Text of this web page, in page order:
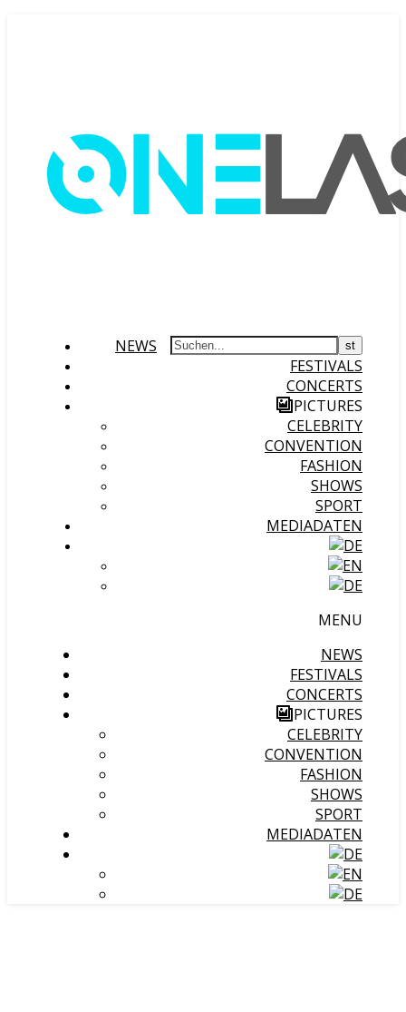
NEWS
FESTIVALS
CONCERTS
PICTURES
CELEBRITY
CONVENTION
FASHION
SHOWS
SPORT
MEDIADATEN
MENU
NEWS
FESTIVALS
CONCERTS
PICTURES
CELEBRITY
CONVENTION
FASHION
SHOWS
SPORT
MEDIADATEN